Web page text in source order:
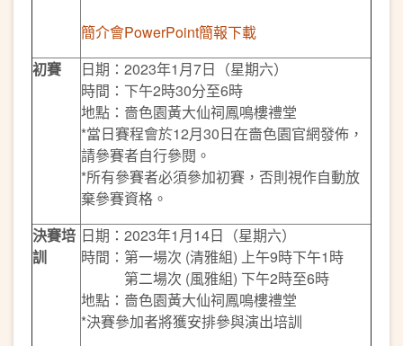
簡介會PowerPoint簡報下載
初賽
日期：2023年1月7日（星期六）
時間：下午2時30分至6時
地點：嗇色園黃大仙祠鳳鳴樓禮堂
*當日賽程會於12月30日在嗇色園官網發佈，
請參賽者自行參閱。
*所有參賽者必須參加初賽，否則視作自動放
棄參賽資格。
決賽培
訓
日期：2023年1月14日（星期六）
時間：第一場次 (清雅組) 上午9時下午1時
第二場次 (風雅組) 下午2時至6時
地點：嗇色園黃大仙祠鳳鳴樓禮堂
*決賽參加者將獲安排參與演出培訓